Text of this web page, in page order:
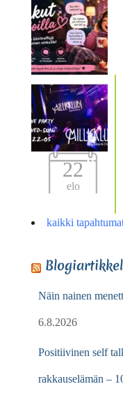
22
elo
kaikki
Näin nainen
6.8.2026
Positiivinen self
rakkauselämän –